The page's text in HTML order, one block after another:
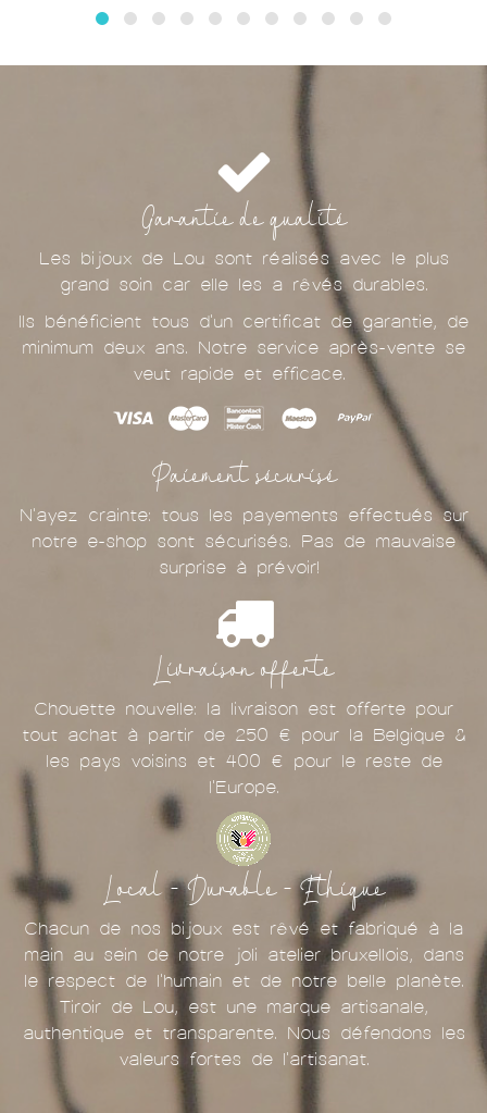
Garantie de qualité
Les bijoux de Lou sont réalisés avec le plus
grand soin car elle les a rêvés durables.
Ils bénéficient tous d'un certificat de garantie, de
minimum deux ans. Notre service après-vente se
veut rapide et efficace.
Paiement sécurisé
N'ayez crainte: tous les payements effectués sur
notre e-shop sont sécurisés. Pas de mauvaise
surprise à prévoir!
Livraison offerte
Chouette nouvelle: la livraison est offerte pour
tout achat à partir de 250 € pour la Belgique &
les pays voisins et 400 € pour le reste de
l'Europe.
Local - Durable - Ethique
Chacun de nos bijoux est rêvé et fabriqué à la
main au sein de notre joli atelier bruxellois, dans
le respect de l'humain et de notre belle planète.
Tiroir de Lou, est une marque artisanale,
authentique et transparente. Nous défendons les
valeurs fortes de l'artisanat.